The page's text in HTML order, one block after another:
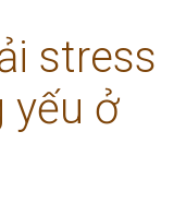
stress
yếu ở